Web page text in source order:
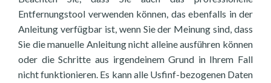
Entfernungstool verwenden können, das ebenfalls in der
Anleitung verfügbar ist, wenn Sie der Meinung sind, dass
Sie die manuelle Anleitung nicht alleine ausführen können
oder die Schritte aus irgendeinem Grund in Ihrem Fall
nicht funktionieren. Es kann alle Usfinf-bezogenen Daten